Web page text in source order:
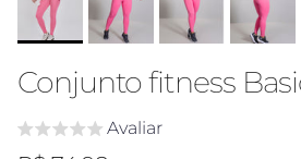
Conjunto fitness
Avaliar